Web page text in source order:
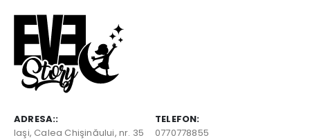
ADRESA::
Iaşi, Calea Chişinăului, nr. 35
TELEFON:
0770778855